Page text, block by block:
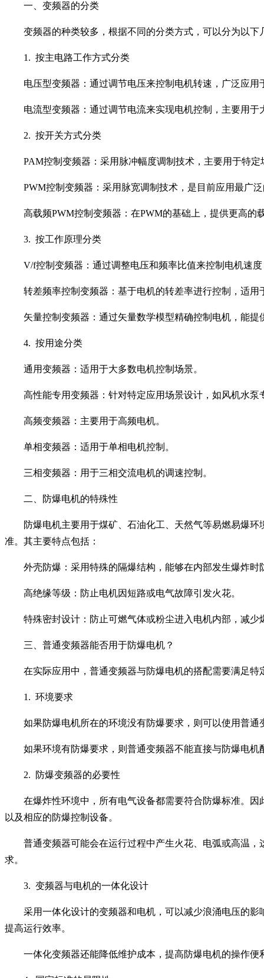
一、变频器的分类
变频器的种类较多，根据不同的分类方式，可以分为以下
1. 按主电路工作方式分类
电压型变频器：通过调节电压来控制电机转速，广泛应用
电流型变频器：通过调节电流来实现电机控制，主要用于
2. 按开关方式分类
PAM控制变频器：采用脉冲幅度调制技术，主要用于特定
PWM控制变频器：采用脉宽调制技术，是目前应用最广
高载频PWM控制变频器：在PWM的基础上，提供更高的
3. 按工作原理分类
V/f控制变频器：通过调整电压和频率比值来控制电机速
转差频率控制变频器：基于电机的转差率进行控制，适用
矢量控制变频器：通过矢量数学模型精确控制电机，能提
4. 按用途分类
通用变频器：适用于大多数电机控制场景。
高性能专用变频器：针对特定应用场景设计，如风机水泵
高频变频器：主要用于高频电机。
单相变频器：适用于单相电机控制。
三相变频器：用于三相交流电机的调速控制。
二、防爆电机的特殊性
防爆电机主要用于煤矿、石油化工、天然气等易燃易爆
准。其主要特点包括：
外壳防爆：采用特殊的隔爆结构，能够在内部发生爆炸
高绝缘等级：防止电机因短路或电气故障引发火花。
特殊密封设计：防止可燃气体或粉尘进入电机内部，减少
三、普通变频器能否用于防爆电机？
在实际应用中，普通变频器与防爆电机的搭配需要满足
1. 环境要求
如果防爆电机所在的环境没有防爆要求，则可以使用普通
如果环境有防爆要求，则普通变频器不能直接与防爆电
2. 防爆变频器的必要性
在爆炸性环境中，所有电气设备都需要符合防爆标准。
以及相应的防爆控制设备。
普通变频器可能会在运行过程中产生火花、电弧或高温
求。
3. 变频器与电机的一体化设计
采用一体化设计的变频器和电机，可以减少浪涌电压的
提高运行效率。
一体化变频器还能降低维护成本，提高防爆电机的操作便